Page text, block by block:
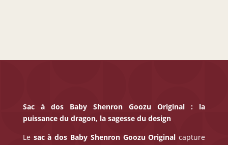
Sac à dos Baby Shenron Goozu Original : la
puissance du dragon, la sagesse du design
Le sac à dos Baby Shenron Goozu Original capture